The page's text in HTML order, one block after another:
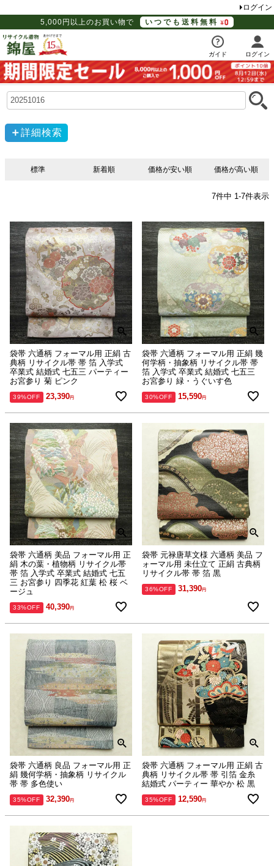
ログイン
5,000円以上のお買い物で
いつでも送料無料
ガイド ログイン
詳細検索
標準 新着順 価格が安い順 価格が高い順
7件中 1 -7件表示
袋帯 六通柄 フォーマル用 正絹 古
典柄 リサイクル帯 帯 箔 入学式
卒業式 結婚式 七五三 パーティー
お宮参り 菊 ピンク
39%OFF 23,390
袋帯 六通柄 フォーマル用 正絹 幾
何学柄・抽象柄 リサイクル帯 帯
箔 入学式 卒業式 結婚式 七五三
お宮参り 緑・うぐいす色
30%OFF 15,590
袋帯 六通柄 美品 フォーマル用 正
絹 木の葉・植物柄 リサイクル帯
帯 箔 入学式 卒業式 結婚式 七五
三 お宮参り 四季花 紅葉 松 桜 ベ
ージュ
33%OFF 40,390
袋帯 元禄唐草文様 六通柄 美品 フ
ォーマル用 未仕立て 正絹 古典柄
リサイクル帯 帯 箔 黒
36%OFF 31,390
袋帯 六通柄 良品 フォーマル用 正
絹 幾何学柄・抽象柄 リサイクル
帯 帯 多色使い
35%OFF 32,390
袋帯 六通柄 フォーマル用 正絹 古
典柄 リサイクル帯 帯 引箔 金糸
結婚式 パーティー 華やか 松 黒
35%OFF 12,590